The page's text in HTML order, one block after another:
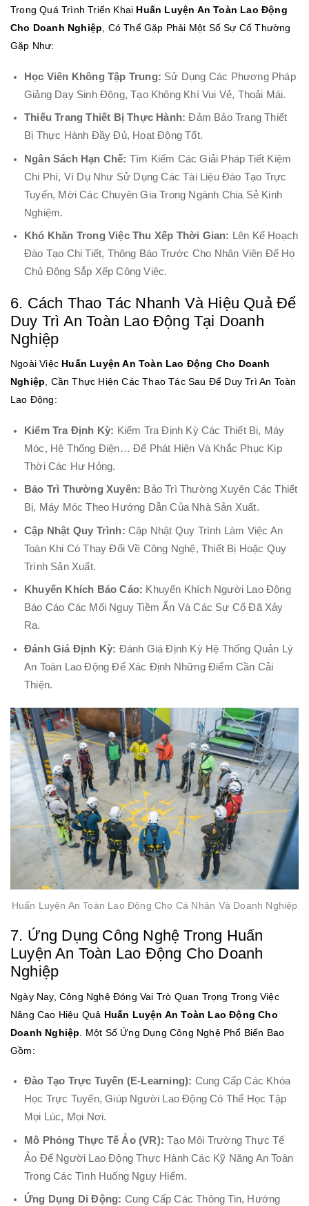
Trong Quá Trình Triển Khai Huấn Luyện An Toàn Lao Động
Cho Doanh Nghiệp, Có Thể Gặp Phải Một Số Sự Cố Thường
Gặp Như:
Học Viên Không Tập Trung: Sử Dụng Các Phương Pháp
Giảng Dạy Sinh Động, Tạo Không Khí Vui Vẻ, Thoải Mái.
Thiếu Trang Thiết Bị Thực Hành: Đảm Bảo Trang Thiết
Bị Thực Hành Đầy Đủ, Hoạt Động Tốt.
Ngân Sách Hạn Chế: Tìm Kiếm Các Giải Pháp Tiết Kiệm
Chi Phí, Ví Dụ Như Sử Dụng Các Tài Liệu Đào Tạo Trực
Tuyến, Mời Các Chuyên Gia Trong Ngành Chia Sẻ Kinh
Nghiệm.
Khó Khăn Trong Việc Thu Xếp Thời Gian: Lên Kế Hoạch
Đào Tạo Chi Tiết, Thông Báo Trước Cho Nhân Viên Để Họ
Chủ Động Sắp Xếp Công Việc.
6. Cách Thao Tác Nhanh Và Hiệu Quả Để
Duy Trì An Toàn Lao Động Tại Doanh
Nghiệp
Ngoài Việc Huấn Luyện An Toàn Lao Động Cho Doanh
Nghiệp, Cần Thực Hiện Các Thao Tác Sau Để Duy Trì An Toàn
Lao Động:
Kiểm Tra Định Kỳ: Kiểm Tra Định Kỳ Các Thiết Bị, Máy
Móc, Hệ Thống Điện… Để Phát Hiện Và Khắc Phục Kịp
Thời Các Hư Hỏng.
Bảo Trì Thường Xuyên: Bảo Trì Thường Xuyên Các Thiết
Bị, Máy Móc Theo Hướng Dẫn Của Nhà Sản Xuất.
Cập Nhật Quy Trình: Cập Nhật Quy Trình Làm Việc An
Toàn Khi Có Thay Đổi Về Công Nghệ, Thiết Bị Hoặc Quy
Trình Sản Xuất.
Khuyến Khích Báo Cáo: Khuyến Khích Người Lao Động
Báo Cáo Các Mối Nguy Tiềm Ẩn Và Các Sự Cố Đã Xảy
Ra.
Đánh Giá Định Kỳ: Đánh Giá Định Kỳ Hệ Thống Quản Lý
An Toàn Lao Động Để Xác Định Những Điểm Cần Cải
Thiện.
Huấn Luyện An Toàn Lao Động Cho Cá Nhân Và Doanh Nghiệp
7. Ứng Dụng Công Nghệ Trong Huấn
Luyện An Toàn Lao Động Cho Doanh
Nghiệp
Ngày Nay, Công Nghệ Đóng Vai Trò Quan Trọng Trong Việc
Nâng Cao Hiệu Quả Huấn Luyện An Toàn Lao Động Cho
Doanh Nghiệp . Một Số Ứng Dụng Công Nghệ Phổ Biến Bao
Gồm:
Đào Tạo Trực Tuyến (E-Learning): Cung Cấp Các Khóa
Học Trực Tuyến, Giúp Người Lao Động Có Thể Học Tập
Mọi Lúc, Mọi Nơi.
Mô Phỏng Thực Tế Ảo (VR): Tạo Môi Trường Thực Tế
Ảo Để Người Lao Động Thực Hành Các Kỹ Năng An Toàn
Trong Các Tình Huống Nguy Hiểm.
Ứng Dụng Di Động: Cung Cấp Các Thông Tin, Hướng